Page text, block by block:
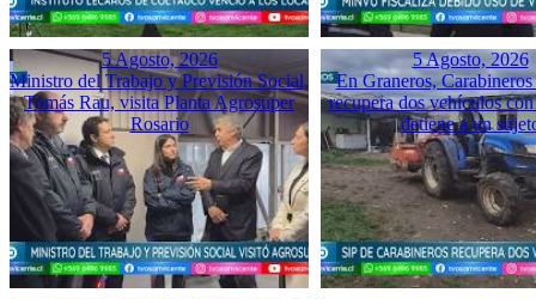
5 Agosto, 2026
Ministro del Trabajo y Previsión Social,
Tomás Rau, visita Planta Agrosuper
Rosario
5 Agosto, 2026
En Graneros,
recupera dos vehículos
detiene a un